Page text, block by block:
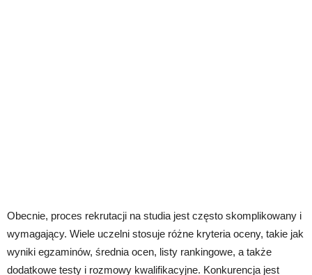
Obecnie, proces rekrutacji na studia jest często skomplikowany i
wymagający. Wiele uczelni stosuje różne kryteria oceny, takie jak
wyniki egzaminów, średnia ocen, listy rankingowe, a także
dodatkowe testy i rozmowy kwalifikacyjne. Konkurencja jest